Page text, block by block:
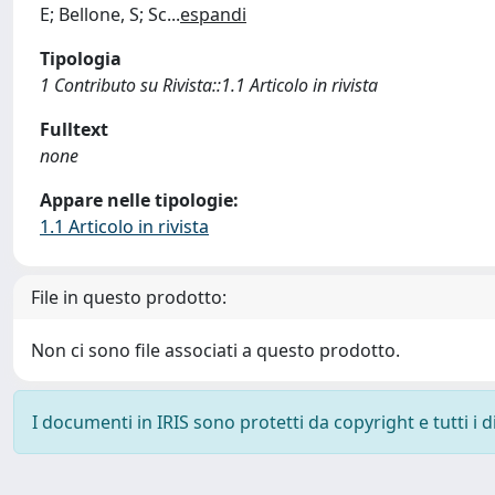
E; Bellone, S; Sc...espandi
Tipologia
1 Contributo su Rivista::1.1 Articolo in rivista
Fulltext
none
Appare nelle tipologie:
1.1 Articolo in rivista
File in questo prodotto:
Non ci sono file associati a questo prodotto.
I documenti in IRIS sono protetti da copyright e tutti i